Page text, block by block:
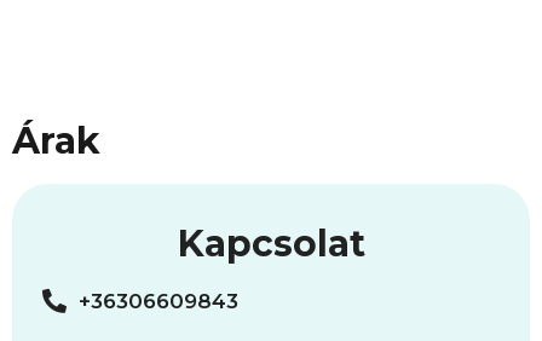
Árak
Kapcsolat
+36306609843